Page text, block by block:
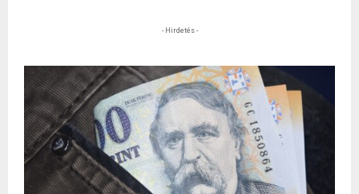
- Hirdetés -